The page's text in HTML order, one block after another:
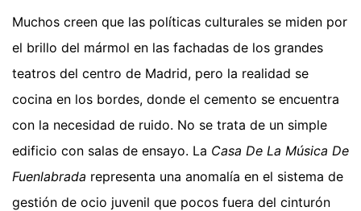
Muchos creen que las políticas culturales se miden por
el brillo del mármol en las fachadas de los grandes
teatros del centro de Madrid, pero la realidad se
cocina en los bordes, donde el cemento se encuentra
con la necesidad de ruido. No se trata de un simple
edificio con salas de ensayo. La Casa De La Música De
Fuenlabrada representa una anomalía en el sistema de
gestión de ocio juvenil que pocos fuera del cinturón